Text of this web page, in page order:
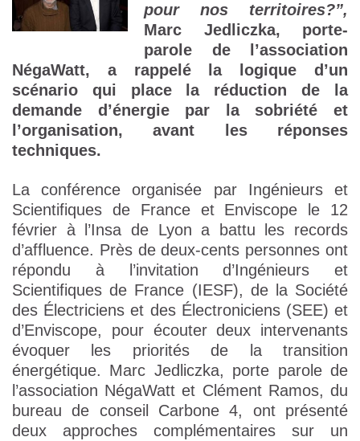
pour nos territoires?”,
Marc Jedliczka, porte-
parole de l’association
NégaWatt, a rappelé la logique d’un
scénario qui place la réduction de la
demande d’énergie par la sobriété et
l’organisation, avant les réponses
techniques.
La conférence organisée par Ingénieurs et
Scientifiques de France et Enviscope le 12
février à l’Insa de Lyon a battu les records
d’affluence. Près de deux-cents personnes ont
répondu à l’invitation d’Ingénieurs et
Scientifiques de France (IESF), de la Société
des Électriciens et des Électroniciens (SEE) et
d’Enviscope, pour écouter deux intervenants
évoquer les priorités de la transition
énergétique. Marc Jedliczka, porte parole de
l’association NégaWatt et Clément Ramos, du
bureau de conseil Carbone 4, ont présenté
deux approches complémentaires sur un